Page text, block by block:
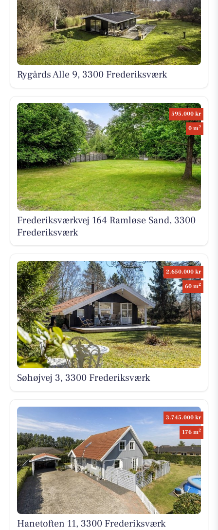
Rygårds Alle 9, 3300 Frederiksværk
595.000 kr
0 m2
Frederiksværkvej 164 Ramløse Sand, 3300
Frederiksværk
2.650.000 kr
60 m2
Søhøjvej 3, 3300 Frederiksværk
3.745.000 kr
176 m2
Hanetoften 11, 3300 Frederiksværk